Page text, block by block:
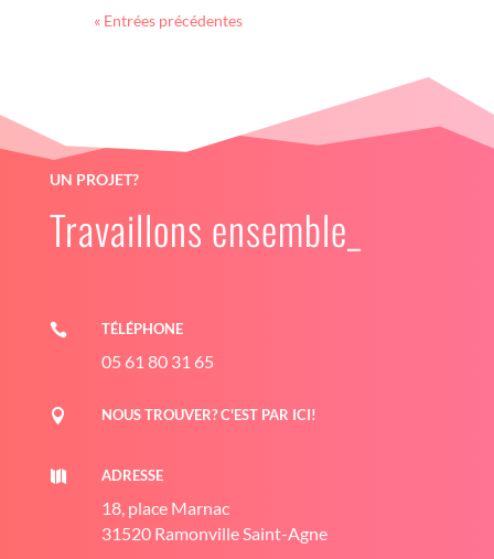
« Entrées précédentes
UN PROJET?
Travaillons ensemble_
 TÉLÉPHONE
05 61 80 31 65
 NOUS TROUVER? C'EST PAR ICI!
 ADRESSE
18, place Marnac
31520 Ramonville Saint-Agne